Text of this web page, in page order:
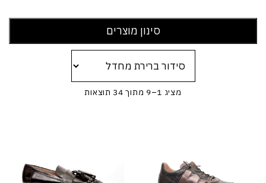
סינון מוצרים
מציג 1–9 מתוך 34 תוצאות